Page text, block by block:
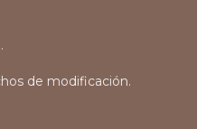
de modificación.